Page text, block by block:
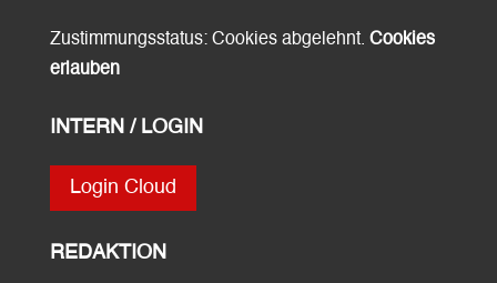
Zustimmungsstatus: Cookies abgelehnt. Cookies
erlauben
INTERN / LOGIN
Login Cloud
REDAKTION